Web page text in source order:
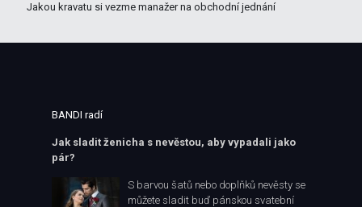
Jakou kravatu si vezme manažer na obchodní jednání
BANDI radí
Jak sladit ženicha s nevěstou, aby vypadali jako
pár?
S barvou šatů nebo doplňků nevěsty se
můžete sladit buď pánskou svatební